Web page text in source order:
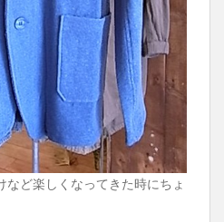
ど楽しくなってきた時にちょ